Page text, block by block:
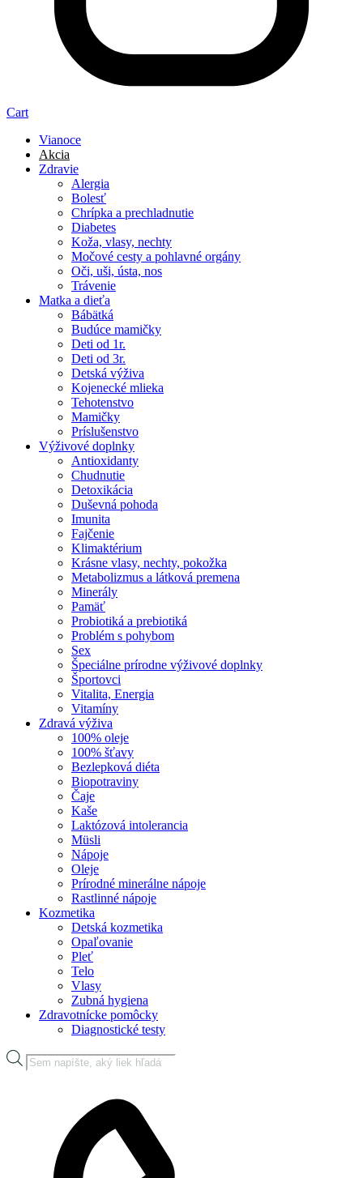
Cart
Vianoce
Akcia
Zdravie
Alergia
Bolesť
Chrípka a prechladnutie
Diabetes
Koža, vlasy, nechty
Močové cesty a pohlavné orgány
Oči, uši, ústa, nos
Trávenie
Matka a dieťa
Bábätká
Budúce mamičky
Deti od 1r.
Deti od 3r.
Detská výživa
Kojenecké mlieka
Tehotenstvo
Mamičky
Príslušenstvo
Výživové doplnky
Antioxidanty
Chudnutie
Detoxikácia
Duševná pohoda
Imunita
Fajčenie
Klimaktérium
Krásne vlasy, nechty, pokožka
Metabolizmus a látková premena
Minerály
Pamäť
Probiotiká a prebiotiká
Problém s pohybom
Sex
Špeciálne prírodne výživové doplnky
Športovci
Vitalita, Energia
Vitamíny
Zdravá výživa
100% oleje
100% šťavy
Bezlepková diéta
Biopotraviny
Čaje
Kaše
Laktózová intolerancia
Müsli
Nápoje
Oleje
Prírodné minerálne nápoje
Rastlinné nápoje
Kozmetika
Detská kozmetika
Opaľovanie
Pleť
Telo
Vlasy
Zubná hygiena
Zdravotnícke pomôcky
Diagnostické testy
Products
search